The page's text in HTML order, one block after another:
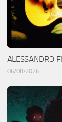
ALESSANDRO
06/08/2026